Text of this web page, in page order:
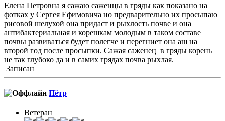
Елена Петровна я сажаю саженцы в гряды как показано на
фотках у Сергея Ефимовича но предварительно их просыпаю
рисовой шелухой она придаст и рыхлость почве и она
антибактериальная и корешкам молодым в таком составе
почвы развиваться будет полегче и перегниет она аш на
второй год после просыпки. Сажая саженец в гряды корень
не так глубоко да и в самих грядах почва рыхлая.
Записан
Пётр
Ветеран